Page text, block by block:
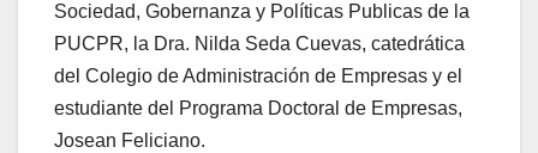
Sociedad, Gobernanza y Políticas Publicas de la
PUCPR, la Dra. Nilda Seda Cuevas, catedrática
del Colegio de Administración de Empresas y el
estudiante del Programa Doctoral de Empresas,
Josean Feliciano.